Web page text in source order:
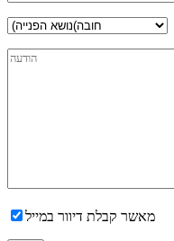
מאשר קבלת דיוור במייל